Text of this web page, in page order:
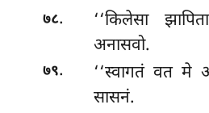
७८. ‘‘किलेसा
अनासवो.
७९.
‘‘स्वागतं वत
सासनं.